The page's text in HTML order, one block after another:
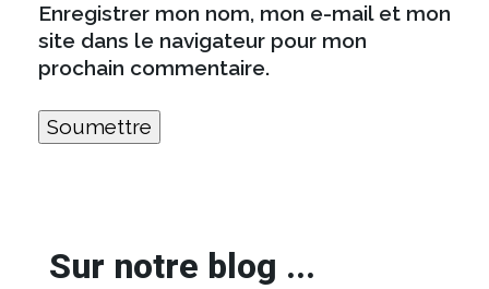
Enregistrer mon nom, mon e-mail et mon
site dans le navigateur pour mon
prochain commentaire.
Sur notre blog ...